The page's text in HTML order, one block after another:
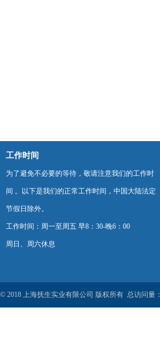
工作时间
为了避免不必要的等待，敬请注意我们的工作时
间 。以下是我们的正常工作时间，中国大陆法定
节假日除外。
工作时间：周一至周五 早8：30-晚6：00
周日、周六休息
© 2018 上海抚生实业有限公司 版权所有 总访问量：